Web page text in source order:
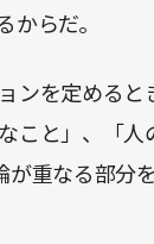
からだ。
ンを定めると
こと」、「人
が重なる部分